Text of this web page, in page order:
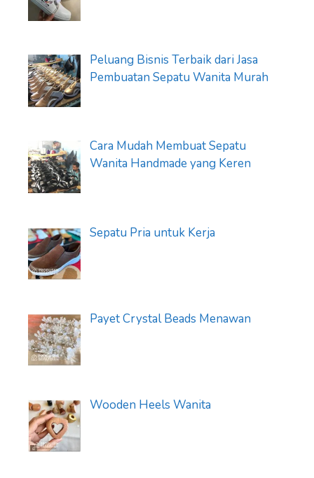
Peluang Bisnis Terbaik dari Jasa
Pembuatan Sepatu Wanita Murah
Cara Mudah Membuat Sepatu
Wanita Handmade yang Keren
Sepatu Pria untuk Kerja
Payet Crystal Beads Menawan
Wooden Heels Wanita